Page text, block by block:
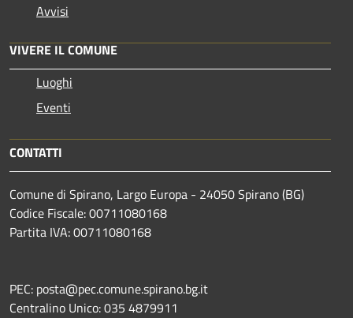
Avvisi
VIVERE IL COMUNE
Luoghi
Eventi
CONTATTI
Comune di Spirano, Largo Europa - 24050 Spirano (BG)
Codice Fiscale: 00711080168
Partita IVA: 00711080168
PEC: posta@pec.comune.spirano.bg.it
Centralino Unico: 035 4879911